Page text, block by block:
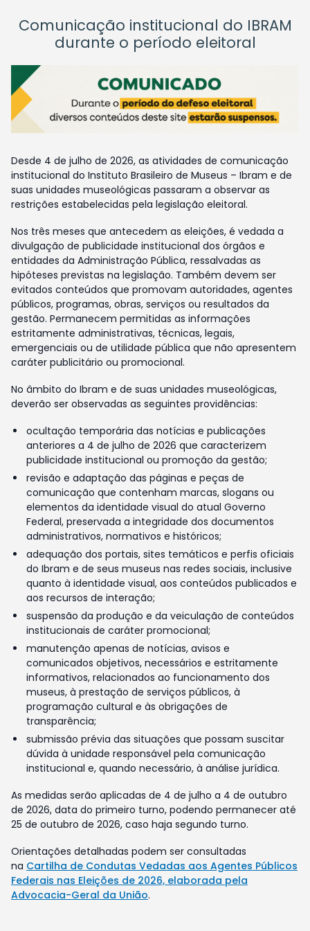
Comunicação institucional do IBRAM
durante o período eleitoral
Desde 4 de julho de 2026, as atividades de comunicação
institucional do Instituto Brasileiro de Museus – Ibram e de
suas unidades museológicas passaram a observar as
restrições estabelecidas pela legislação eleitoral.
Nos três meses que antecedem as eleições, é vedada a
divulgação de publicidade institucional dos órgãos e
entidades da Administração Pública, ressalvadas as
hipóteses previstas na legislação. Também devem ser
evitados conteúdos que promovam autoridades, agentes
públicos, programas, obras, serviços ou resultados da
gestão. Permanecem permitidas as informações
estritamente administrativas, técnicas, legais,
emergenciais ou de utilidade pública que não apresentem
caráter publicitário ou promocional.
No âmbito do Ibram e de suas unidades museológicas,
deverão ser observadas as seguintes providências:
ocultação temporária das notícias e publicações
anteriores a 4 de julho de 2026 que caracterizem
publicidade institucional ou promoção da gestão;
revisão e adaptação das páginas e peças de
comunicação que contenham marcas, slogans ou
elementos da identidade visual do atual Governo
Federal, preservada a integridade dos documentos
administrativos, normativos e históricos;
adequação dos portais, sites temáticos e perfis oficiais
do Ibram e de seus museus nas redes sociais, inclusive
quanto à identidade visual, aos conteúdos publicados e
aos recursos de interação;
suspensão da produção e da veiculação de conteúdos
institucionais de caráter promocional;
manutenção apenas de notícias, avisos e
comunicados objetivos, necessários e estritamente
informativos, relacionados ao funcionamento dos
museus, à prestação de serviços públicos, à
programação cultural e às obrigações de
transparência;
submissão prévia das situações que possam suscitar
dúvida à unidade responsável pela comunicação
institucional e, quando necessário, à análise jurídica.
As medidas serão aplicadas de 4 de julho a 4 de outubro
de 2026, data do primeiro turno, podendo permanecer até
25 de outubro de 2026, caso haja segundo turno.
Orientações detalhadas podem ser consultadas
na Cartilha de Condutas Vedadas aos Agentes Públicos
Federais nas Eleições de 2026, elaborada pela
Advocacia-Geral da União.